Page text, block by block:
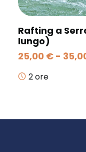
Rafting a
lungo)
25,00 € -
2 ore